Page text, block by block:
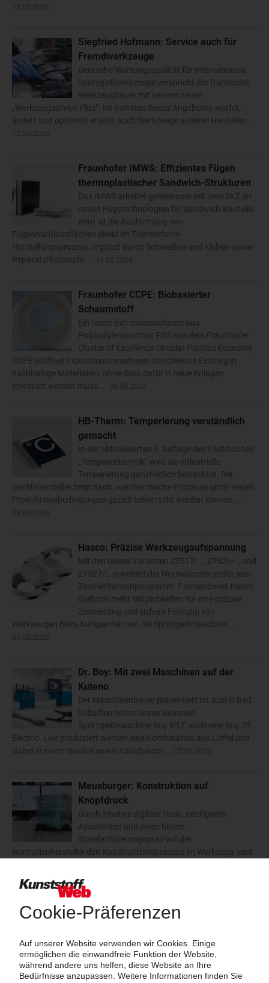
Siegfried Hofmann: Service auch für
Fremdwerkzeuge
Deutsche Wartungsqualität für internationale
Spritzgießwerkzeuge verspricht der fränkische
Werkzeugbauer mit seinem neuen
„Werkzeugservice Plus“. Im Rahmen dieses Angebotes wartet,
ändert und optimiert er jetzt auch Werkzeuge anderer Hersteller....
Fraunhofer IMWS: Effizientes Fügen
thermoplastischer Sandwich-Strukturen
Das IMWS arbeitet gemeinsam mit dem SKZ an
neuen Fügetechnologien für Sandwich-Bauteile.
Kern ist die Ausformung von
Fügeanschlussflächen direkt im Thermoform-
Herstellungsprozess, ergänzt durch Schweißen und Kleben sowie
Reparaturkonzepte....
Fraunhofer CCPE: Biobasierter
Schaumstoff
Ein neuer Extrusionsschaum aus
Polybutylensuccinat PBS aus dem Fraunhofer
Cluster of Excellence Circular Plastics Economy
CCPE eröffnet Industrieunternehmen den direkten Einstieg in
nachhaltige Materialien, ohne dass dafür in neue Anlagen
investiert werden muss....
HB-Therm: Temperierung verständlich
gemacht
In der aktualisierten 5. Auflage des Fachbuches
„Temperiertechnik“ wird die industrielle
Temperierung ganzheitlich betrachtet. Der
Gerätehersteller zeigt darin, wie thermische Prozesse unter realen
Produktionsbedingungen gezielt beherrscht werden können....
Hasco: Präzise Werkzeugaufspannung
Mit den neuen Varianten Z7517/…, Z7526/… und
Z7527/… erweitert der Normalienhersteller sein
Zentrierflanschprogramm. Formenbauer haben
dadurch mehr Möglichkeiten für eine präzise
Zentrierung und sichere Führung von
Werkzeugen beim Aufspannen auf die Spritzgießmaschine....
Dr. Boy: Mit zwei Maschinen auf der
Kuteno
Der Maschinenbauer präsentiert im Juni in Bad
Salzuflen neben seiner kleinsten
Spritzgießmaschine Boy XS E auch eine Boy 35
Electric. Live produziert werden eine Kombination aus Löffel und
Gabel in einem Bauteil sowie Kabelbinder....
Meusburger: Konstruktion auf
Knopfdruck
Durch intuitive digitale Tools, intelligente
Assistenten und einen hohen
Standardisierungsgrad will der
Normalienhersteller den Konstruktionsprozess im Werkzeug- und
Kuraray: Sauerstoffbarriere für
Monomaterialverpackungen
heute beginnenden Interpack in Düsseldorf, wie
eine ultradünne Schicht aus EVOH zur
Herstellung leistungsstarker und PPWR-konformer
Lebensmittelverpackungen beitragen kann....07.05.2026